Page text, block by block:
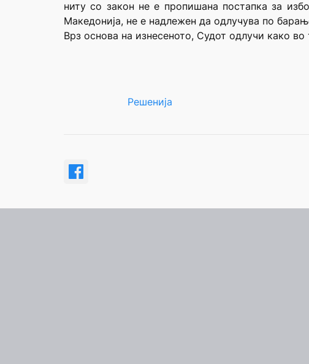
ниту со закон не е пропишана постапка за
Македонија, не е надлежен да одлучува по
Врз основа на изнесеното, Судот одлучи како
Решенија